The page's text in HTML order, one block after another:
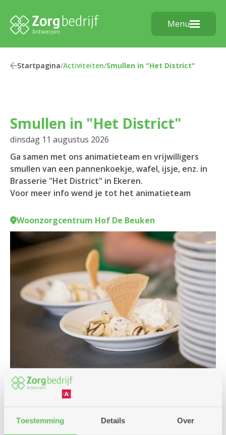
Toestemming Details Over
Menu
Startpagina/Activiteiten/Smullen in "Het District"
Smullen in "Het District"
dinsdag 11 augustus 2026
Ga samen met ons animatieteam en vrijwilligers
smullen van een pannenkoekje, wafel, ijsje, enz. in
Brasserie "Het District" in Ekeren.
Voor meer info wend je tot het animatieteam
Woonzorgcentrum Hof De Beuken
Culinair Eropuit